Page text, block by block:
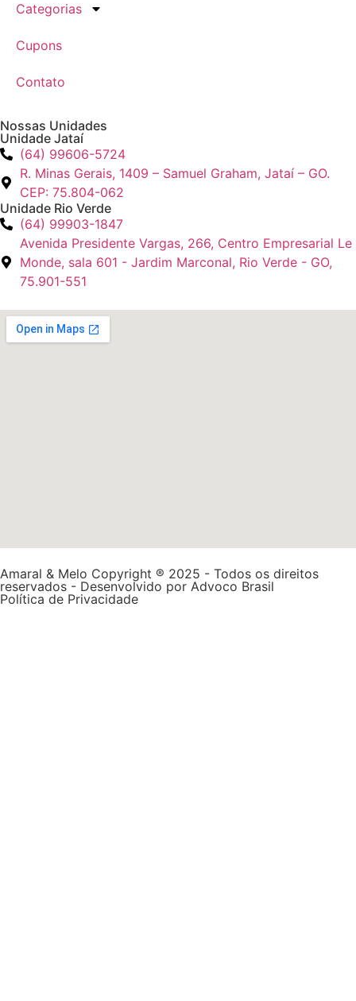
Categorias
Cupons
Contato
Nossas Unidades
Unidade Jataí
(64) 99606-5724
R. Minas Gerais, 1409 – Samuel Graham, Jataí – GO.
CEP: 75.804-062
Unidade Rio Verde
(64) 99903-1847
Avenida Presidente Vargas, 266, Centro Empresarial Le
Monde, sala 601 - Jardim Marconal, Rio Verde - GO,
75.901-551
Amaral & Melo Copyright ® 2025 - Todos os direitos
reservados - Desenvolvido por Advoco Brasil
Política de Privacidade